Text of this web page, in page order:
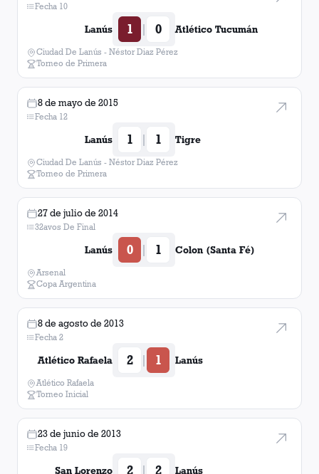
Fecha 10
Lanús 1 | 0 Atlético Tucumán
Ciudad De Lanús - Néstor Diaz Pérez
Torneo de Primera
8 de mayo de 2015
Fecha 12
Lanús 1 | 1 Tigre
Ciudad De Lanús - Néstor Diaz Pérez
Torneo de Primera
27 de julio de 2014
32avos De Final
Lanús 0 | 1 Colon (Santa Fé)
Arsenal
Copa Argentina
8 de agosto de 2013
Fecha 2
Atlético Rafaela 2 | 1 Lanús
Atlético Rafaela
Torneo Inicial
23 de junio de 2013
Fecha 19
San Lorenzo 2 | 2 Lanús